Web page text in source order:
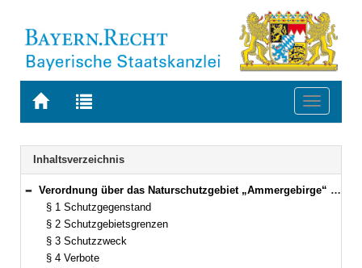
Zur
BAYERN.RECHT
Zur
letzten
Suche
Toggle
Navigation
Inhaltsverzeichnis
Bereich reduzieren
Verordnung über das Naturschutzgebiet „Ammergebirge“ Vom 19. Juni 1986 (GVBl. S. 163) BayRS 791-3-150-U (§§ 1–8)
§ 1 Schutzgegenstand
§ 2 Schutzgebietsgrenzen
§ 3 Schutzzweck
§ 4 Verbote